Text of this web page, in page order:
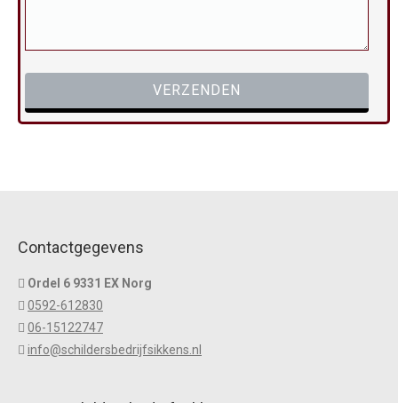
Gelieve dit veld leeg te laten.
Contactgegevens
Ordel 6 9331 EX Norg
0592-612830
06-15122747
info@schildersbedrijfsikkens.nl